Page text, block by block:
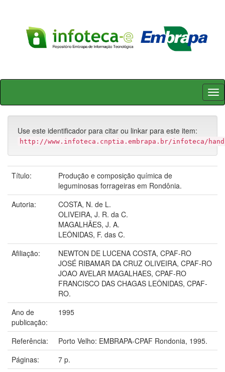
Skip
Use este identificador para citar ou linkar para este item:
http://www.infoteca.cnptia.embrapa.br/infoteca/
Título:
Produção e composição química de
leguminosas forrageiras em Rondônia.
Autoria:
COSTA, N. de L.
OLIVEIRA, J. R. da C.
MAGALHÃES, J. A.
LEÔNIDAS, F. das C.
Afiliação:
NEWTON DE LUCENA COSTA, CPAF-RO
JOSÉ RIBAMAR DA CRUZ OLIVEIRA, CPAF-RO
JOAO AVELAR MAGALHAES, CPAF-RO
FRANCISCO DAS CHAGAS LEÔNIDAS, CPAF-
RO.
Ano de
publicação:
1995
Referência:
Porto Velho: EMBRAPA-CPAF Rondonia, 1995.
Páginas:
7 p.